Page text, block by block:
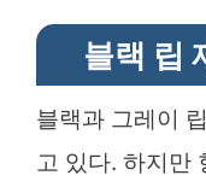
블랙 립
블랙과 그레이
고 있다. 하지만